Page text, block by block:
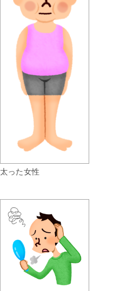
太った女性